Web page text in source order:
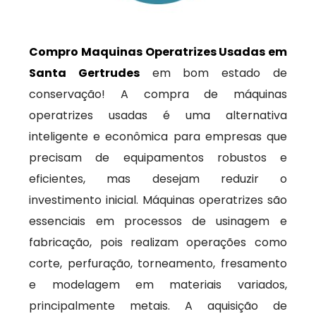
Compro Maquinas Operatrizes Usadas em
Santa Gertrudesem bom estado de
conservação! A compra de máquinas
operatrizes usadas é uma alternativa
inteligente e econômica para empresas que
precisam de equipamentos robustos e
eficientes, mas desejam reduzir o
investimento inicial. Máquinas operatrizes são
essenciais em processos de usinagem e
fabricação, pois realizam operações como
corte, perfuração, torneamento, fresamento
e modelagem em materiais variados,
principalmente metais. A aquisição de